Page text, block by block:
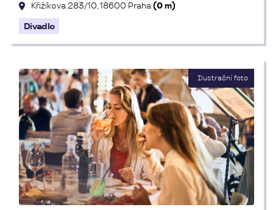
Křižíkova 283/10, 18600 Praha(0 m)
Divadlo